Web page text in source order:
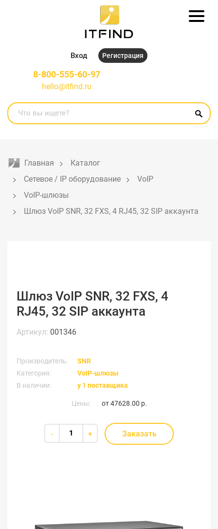
Вход Регистрация
8-800-555-60-97
hello@itfind.ru
Главная
Каталог
Сетевое / IP оборудование
VoIP
VoIP-шлюзы
Шлюз VoIP SNR, 32 FXS, 4 RJ45, 32 SIP аккаунта
Шлюз VoIP SNR, 32 FXS, 4
RJ45, 32 SIP аккаунта
Артикул: 001346
Производитель:
SNR
Категория:
VoIP-шлюзы
В наличии:
у 1 поставщика
Цены: от47628.00 р.
- + Заказать